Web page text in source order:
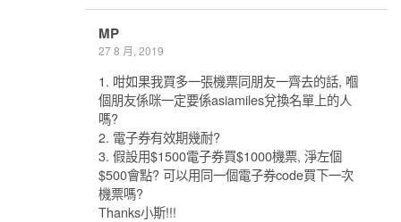
MP
27 8 月, 2019
1. 咁如果我買多一張機票同朋友一齊去的話, 嗰
個朋友係咪一定要係asiamiles兌換名單上的人
嗎?
2. 電子券有效期幾耐?
3. 假設用$1500電子券買$1000機票, 淨左個
$500會點? 可以用同一個電子券code買下一次
機票嗎?
Thanks小斯!!!